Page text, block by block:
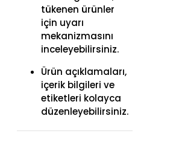
tükenen ürünler
için uyarı
mekanizmasını
inceleyebilirsiniz.
Ürün açıklamaları,
içerik bilgileri ve
etiketleri kolayca
düzenleyebilirsiniz.